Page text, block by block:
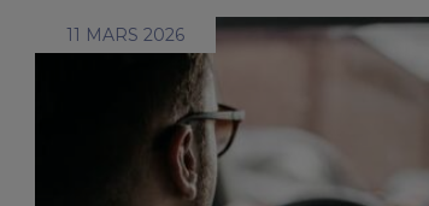
11 MARS 2026